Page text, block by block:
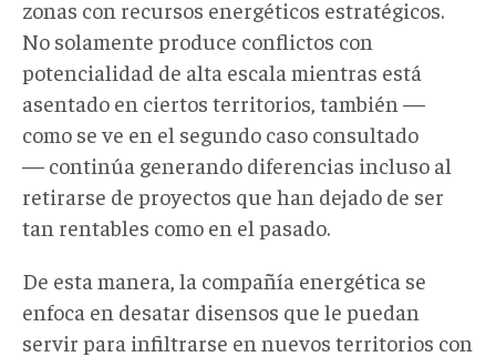
zonas con recursos energéticos estratégicos.
No solamente produce conflictos con
potencialidad de alta escala mientras está
asentado en ciertos territorios, también —
como se ve en el segundo caso consultado
— continúa generando diferencias incluso al
retirarse de proyectos que han dejado de ser
tan rentables como en el pasado.
De esta manera, la compañía energética se
enfoca en desatar disensos que le puedan
servir para infiltrarse en nuevos territorios con